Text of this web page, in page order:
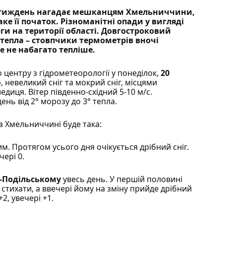
нагадає мешканцям Хмельниччини,
початок. Різноманітні опади у вигляді
на території області. Довгостроковий
– стовпчики термометрів вночі
не набагато тепліше.
з гідрометеорологіїу понеділок, 20
сніг та мокрий сніг, місцями
Вітер південно-східний 5-10 м/с.
від 2° морозу до 3° тепла.
Хмельниччині буде така:
Протягом усього дня очікується дрібний сніг.
0.
Подільськомуувесь день. У першій половині
стихати, а ввечері йому на зміну прийде дрібний
увечері +1.